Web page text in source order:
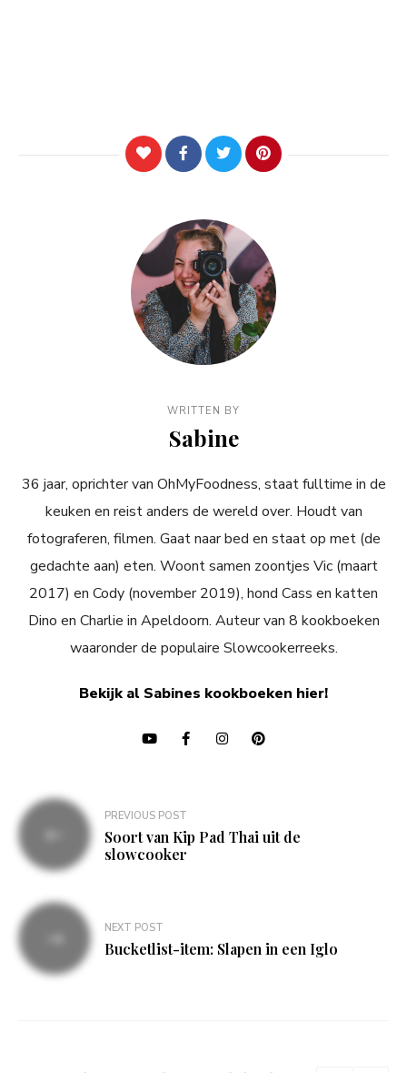
WRITTEN BY
Sabine
36 jaar, oprichter van OhMyFoodness, staat fulltime in de
keuken en reist anders de wereld over. Houdt van
fotograferen, filmen. Gaat naar bed en staat op met (de
gedachte aan) eten. Woont samen zoontjes Vic (maart
2017) en Cody (november 2019), hond Cass en katten
Dino en Charlie in Apeldoorn. Auteur van 8 kookboeken
waaronder de populaire Slowcookerreeks.
Bekijk al Sabines kookboeken hier!
Bericht
navigatie
PREVIOUS POST
Soort van Kip Pad Thai uit de
slowcooker
NEXT POST
Bucketlist-item: Slapen in een Iglo